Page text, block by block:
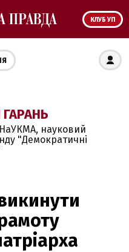
КЛУБ УП
ГАРАНЬ
науковий
"Демократичні